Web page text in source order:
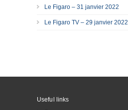
Le Figaro – 31 janvier 2022
Le Figaro TV – 29 janvier 2022
Useful links